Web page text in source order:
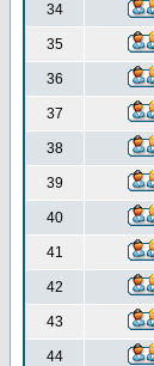
34
35
36
37
38
39
40
41
42
43
44